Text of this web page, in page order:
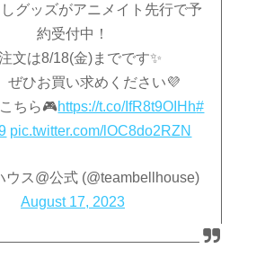
グッズがアニメイト先行で予
約受付中！
文は8/18(金)までです✨
ぜひお買い求めください💜
ちら🎮https://t.co/IfR8t9OIHh#
pic.twitter.com/lOC8do2RZN
ス@公式 (@teambellhouse)
August 17, 2023